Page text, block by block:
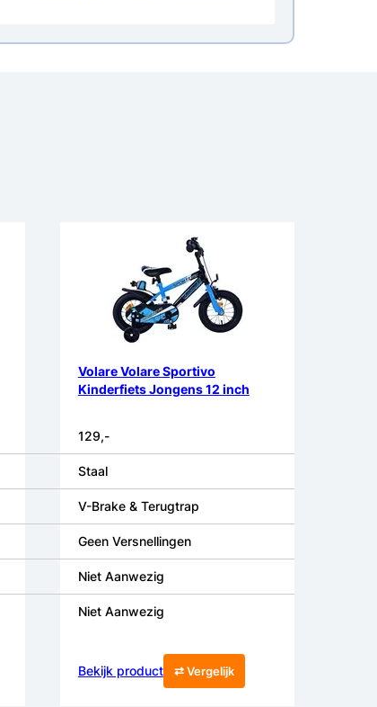
Volare Volare Sportivo
Kinderfiets Jongens 12 inch
129,-
Staal
V-Brake & Terugtrap
Geen Versnellingen
Niet Aanwezig
Niet Aanwezig
Bekijk product ⇄ Vergelijk